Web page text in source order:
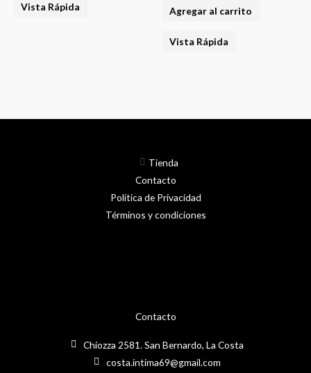
Vista Rápida Agregar al carrito
Vista Rápida
Contacto
Chiozza 2581. San Bernardo, La Costa
costa.intima69@gmail.com
Tienda
Contacto
Política de Privacidad
Términos y condiciones